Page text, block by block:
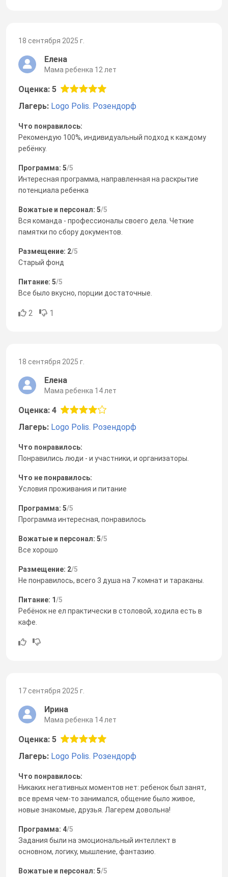
18 сентября 2025 г.
Елена
Мама ребенка 12 лет
Оценка: 5
Лагерь: Logo Polis. Розендорф
Что понравилось:
Рекомендую 100%, индивидуальный подход к каждому
ребёнку.
Программа: 5/5
Интересная программа, направленная на раскрытие
потенциала ребенка
Вожатые и персонал: 5/5
Вся команда - профессионалы своего дела. Четкие
памятки по сбору документов.
Размещение: 2/5
Старый фонд
Питание: 5/5
Все было вкусно, порции достаточные.
2 1
18 сентября 2025 г.
Елена
Мама ребенка 14 лет
Оценка: 4
Лагерь: Logo Polis. Розендорф
Что понравилось:
Понравились люди - и участники, и организаторы.
Что не понравилось:
Условия проживания и питание
Программа: 5/5
Программа интересная, понравилось
Вожатые и персонал: 5/5
Все хорошо
Размещение: 2/5
Не понравилось, всего 3 душа на 7 комнат и тараканы.
Питание: 1/5
Ребёнок не ел практически в столовой, ходила есть в
кафе.
17 сентября 2025 г.
Ирина
Мама ребенка 14 лет
Оценка: 5
Лагерь: Logo Polis. Розендорф
Что понравилось:
Никаких негативных моментов нет: ребенок был занят,
все время чем-то занимался, общение было живое,
новые знакомые, друзья. Лагерем довольна!
Программа: 4/5
Задания были на эмоциональный интеллект в
основном, логику, мышление, фантазию.
Вожатые и персонал: 5/5